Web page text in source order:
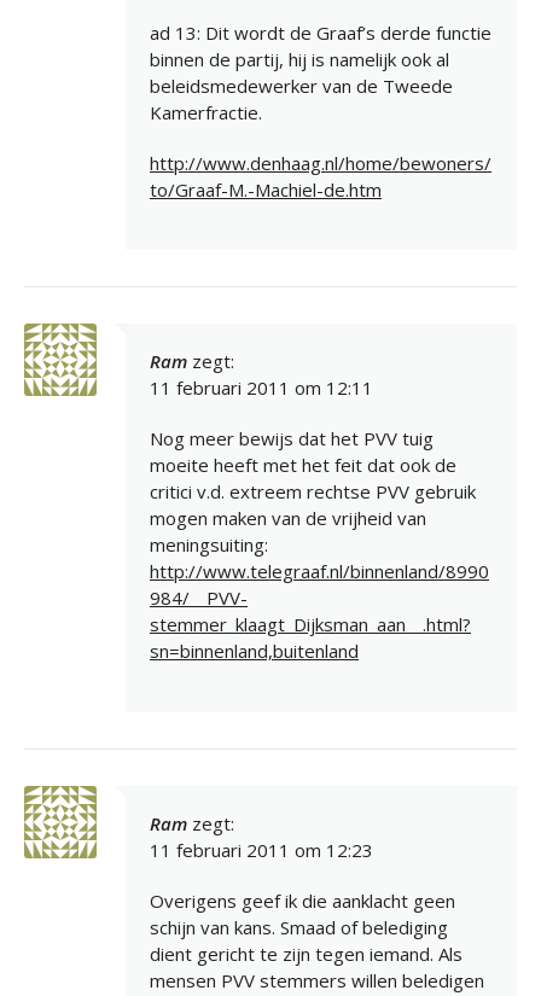
ad 13: Dit wordt de Graaf’s derde functie
binnen de partij, hij is namelijk ook al
beleidsmedewerker van de Tweede
Kamerfractie.
http://www.denhaag.nl/home/bewoners/
to/Graaf-M.-Machiel-de.htm
Ram zegt:
11 februari 2011 om 12:11
Nog meer bewijs dat het PVV tuig
moeite heeft met het feit dat ook de
critici v.d. extreem rechtse PVV gebruik
mogen maken van de vrijheid van
meningsuiting:
http://www.telegraaf.nl/binnenland/8990
984/__PVV-
stemmer_klaagt_Dijksman_aan__.html?
sn=binnenland,buitenland
Ram zegt:
11 februari 2011 om 12:23
Overigens geef ik die aanklacht geen
schijn van kans. Smaad of belediging
dient gericht te zijn tegen iemand. Als
mensen PVV stemmers willen beledigen